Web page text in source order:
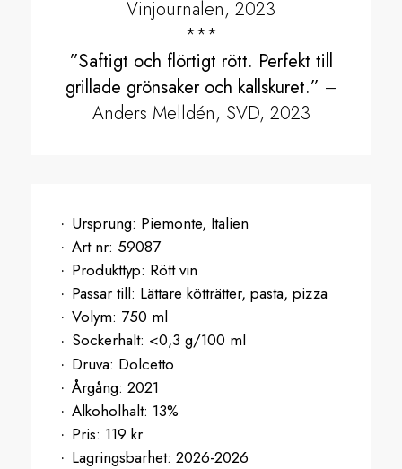
Ursprung: Piemonte, Italien
Art nr: 59087
Produkttyp: Rött vin
Passar till: Lättare kötträtter, pasta, pizza
Volym: 750 ml
Sockerhalt: <0,3 g/100 ml
Druva: Dolcetto
Årgång: 2021
Alkoholhalt: 13%
Pris: 119 kr
Lagringsbarhet: 2026-2026
Vinjournalen, 2023
***
”Saftigt och flörtigt rött. Perfekt till
grillade grönsaker och kallskuret.” –
Anders Melldén, SVD, 2023